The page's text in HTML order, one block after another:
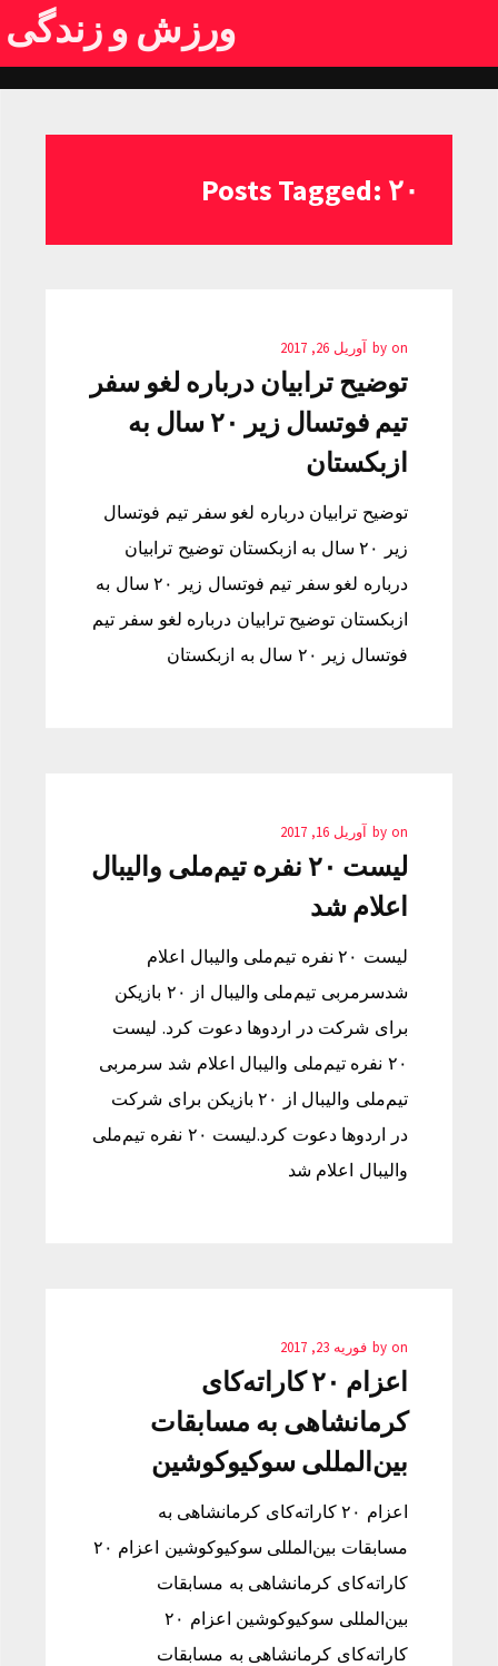
ورزش و زندگی
Posts Tagged: ۲۰
by on آوریل 26, 2017
توضیح ترابیان درباره لغو سفر
تیم فوتسال زیر ۲۰ سال به
ازبکستان
توضیح ترابیان درباره لغو سفر تیم فوتسال
زیر ۲۰ سال به ازبکستان توضیح ترابیان
درباره لغو سفر تیم فوتسال زیر ۲۰ سال به
ازبکستان توضیح ترابیان درباره لغو سفر تیم
فوتسال زیر ۲۰ سال به ازبکستان
by on آوریل 16, 2017
لیست ۲۰ نفره تیم‌ملی والیبال
اعلام شد
لیست ۲۰ نفره تیم‌ملی والیبال اعلام
شدسرمربی تیم‌ملی والیبال از ۲۰ بازیکن
برای شرکت در اردوها دعوت کرد. لیست
۲۰ نفره تیم‌ملی والیبال اعلام شد سرمربی
تیم‌ملی والیبال از ۲۰ بازیکن برای شرکت
در اردوها دعوت کرد.لیست ۲۰ نفره تیم‌ملی
والیبال اعلام شد
by on فوریه 23, 2017
اعزام ۲۰ کاراته‌کای
کرمانشاهی به مسابقات
بین‌المللی سوکیوکوشین
اعزام ۲۰ کاراته‌کای کرمانشاهی به
مسابقات بین‌المللی سوکیوکوشین اعزام ۲۰
کاراته‌کای کرمانشاهی به مسابقات
بین‌المللی سوکیوکوشین اعزام ۲۰
کاراته‌کای کرمانشاهی به مسابقات